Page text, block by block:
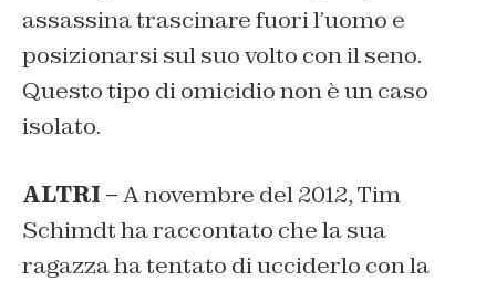
assassina trascinare fuori l’uomo e
posizionarsi sul suo volto con il seno.
Questo tipo di omicidio non è un caso
isolato.
ALTRI –A novembre del 2012, Tim
Schimdt ha raccontato che la sua
ragazza ha tentato di ucciderlo con la